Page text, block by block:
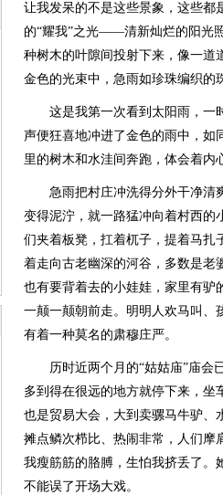
让我发呆的不是这些景象，这些都
的“耀我”之光——清新灿烂的阳光
种树木的叶隙间投射下来，像一道
金色的光束中，急雨如珍珠编织的
这是我第一次看到太阳雨，一
声便狂喜地冲进了金色的雨中，如
里的树木和水洼间奔跑，体会着内
急雨把村庄冲洗得分外干净清
变得泥泞，就一路猛冲向着村西的
们夹着板凳，扛着杌子，提着马扎
着走向古老幽深的河谷，多数是老
也有要背着去的小娃娃，家里有驴
一颠一颠朝前走。明明人欢马叫、
有着一种莫名的肃穆庄严。
历时近两个月的“姑姑庙”庙会
多到得在很远的地方就停下来，坐
也是贸易大会，大到卖骡马牛驴、
摊点鳞次栉比、热闹非常，人们摩
我瘦筋筋的胳膊，生怕我挤丢了。
不能误了开场大戏。